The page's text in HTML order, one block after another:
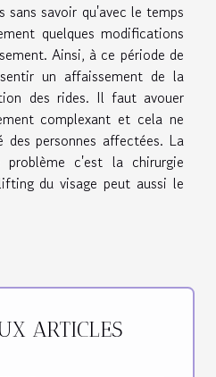
sans savoir qu'avec le temps
quelques modifications
Ainsi, à ce période de
un affaissement de la
des rides. Il faut avouer
complexant et cela ne
personnes affectées. La
c'est la chirurgie
du visage peut aussi le
ARTICLES